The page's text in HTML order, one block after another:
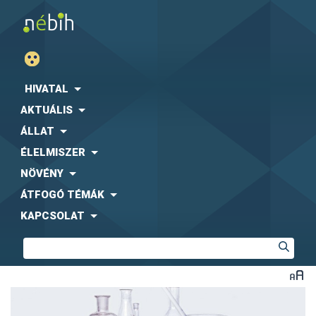
HIVATAL
AKTUÁLIS
ÁLLAT
ÉLELMISZER
NÖVÉNY
ÁTFOGÓ TÉMÁK
KAPCSOLAT